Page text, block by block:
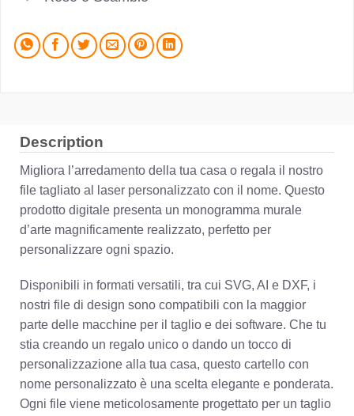
Description
Migliora l’arredamento della tua casa o regala il nostro
file tagliato al laser personalizzato con il nome. Questo
prodotto digitale presenta un monogramma murale
d’arte magnificamente realizzato, perfetto per
personalizzare ogni spazio.
Disponibili in formati versatili, tra cui SVG, AI e DXF, i
nostri file di design sono compatibili con la maggior
parte delle macchine per il taglio e dei software. Che tu
stia creando un regalo unico o dando un tocco di
personalizzazione alla tua casa, questo cartello con
nome personalizzato è una scelta elegante e ponderata.
Ogni file viene meticolosamente progettato per un taglio